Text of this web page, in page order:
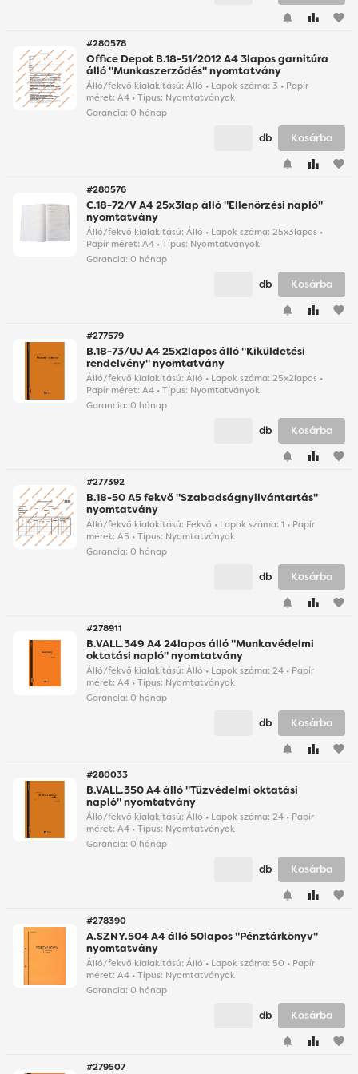
favorite
#280578
Office Depot B.18-51/2012 A4 3lapos garnitúra
álló "Munkaszerződés" nyomtatvány
Álló/fekvő kialakítású: Álló • Lapok száma: 3 • Papír
méret: A4 • Típus: Nyomtatványok
Garancia: 0 hónap
favorite
db Kosárba
#280576
C.18-72/V A4 25x3lap álló "Ellenőrzési napló"
nyomtatvány
Álló/fekvő kialakítású: Álló • Lapok száma: 25x3lapos •
Papír méret: A4 • Típus: Nyomtatványok
Garancia: 0 hónap
favorite
db Kosárba
#277579
B.18-73/UJ A4 25x2lapos álló "Kiküldetési
rendelvény" nyomtatvány
Álló/fekvő kialakítású: Álló • Lapok száma: 25x2lapos •
Papír méret: A4 • Típus: Nyomtatványok
Garancia: 0 hónap
favorite
db Kosárba
#277392
B.18-50 A5 fekvő "Szabadságnyilvántartás"
nyomtatvány
Álló/fekvő kialakítású: Fekvő • Lapok száma: 1 • Papír
méret: A5 • Típus: Nyomtatványok
Garancia: 0 hónap
favorite
db Kosárba
#278911
B.VALL.349 A4 24lapos álló "Munkavédelmi
oktatási napló" nyomtatvány
Álló/fekvő kialakítású: Álló • Lapok száma: 24 • Papír
méret: A4 • Típus: Nyomtatványok
Garancia: 0 hónap
favorite
db Kosárba
#280033
B.VALL.350 A4 álló "Tűzvédelmi oktatási
napló" nyomtatvány
Álló/fekvő kialakítású: Álló • Lapok száma: 24 • Papír
méret: A4 • Típus: Nyomtatványok
Garancia: 0 hónap
favorite
db Kosárba
#278390
A.SZNY.504 A4 álló 50lapos "Pénztárkönyv"
nyomtatvány
Álló/fekvő kialakítású: Álló • Lapok száma: 50 • Papír
méret: A4 • Típus: Nyomtatványok
Garancia: 0 hónap
favorite
db Kosárba
#279507